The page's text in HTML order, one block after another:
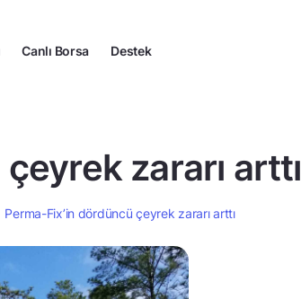
Canlı Borsa Destek
zararı arttı
Perma-Fix’in dördüncü çeyrek zararı arttı